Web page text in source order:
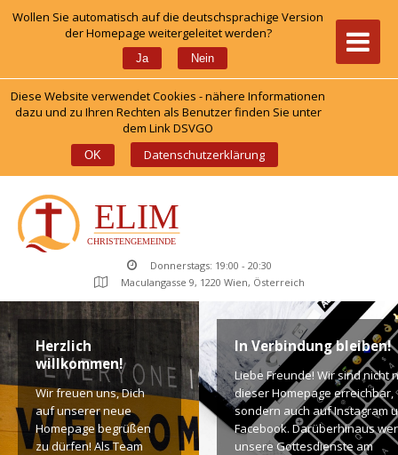
Wollen Sie automatisch auf die deutschsprachige Version
der Homepage weitergeleitet werden?
Ja Nein
Diese Website verwendet Cookies - nähere Informationen
dazu und zu Ihren Rechten als Benutzer finden Sie unter
dem Link DSVGO
OK Datenschutzerklärung
Donnerstags: 19:00 - 20:30
Maculangasse 9, 1220 Wien, Österreich
Herzlich
willkommen!
Wir freuen uns, Dich
auf unserer neue
Homepage begrüßen
zu dürfen! Als Team
In Verbindung bleiben!
Liebe Freunde! Wir sind nicht
dieser Homepage erreichbar,
ondern auch auf Instagram
Facebook. Darüberhinaus
unsere Gottesdienste am